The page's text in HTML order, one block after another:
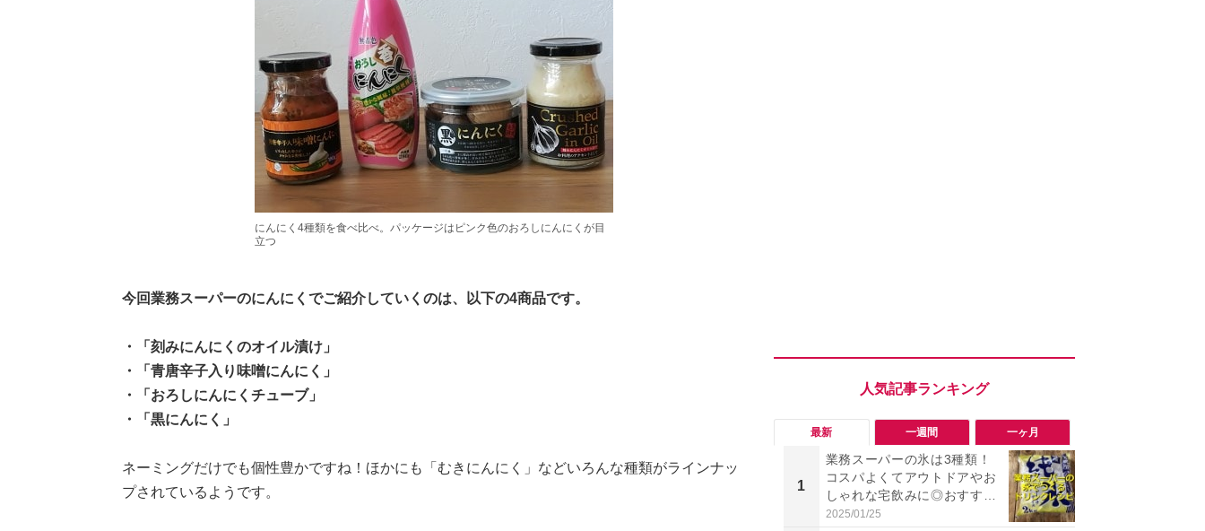
にんにく4種類を食べ比べ。パッケージはピンク色のおろしにんにくが目
立つ
今回業務スーパーのにんにくでご紹介していくのは、以下の4商品です。
・「刻みにんにくのオイル漬け」
・「青唐辛子入り味噌にんにく」
・「おろしにんにくチューブ」
・「黒にんにく」
ネーミングだけでも個性豊かですね！ほかにも「むきにんにく」などいろんな種類がラインナッ
プされているようです。
最新 一週間 一ヶ月
1
業務スーパーの氷は3種類！
コスパよくてアウトドアやお
しゃれな宅飲みに◎おすすめ
は2kg「純氷 オーロラアイ
2025/01/25